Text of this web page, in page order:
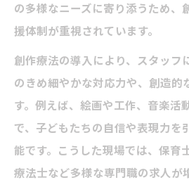
の多様なニーズに寄り添うため、
援体制が重視されています。
創作療法の導入により、スタッフ
のきめ細やかな対応力や、創造的
す。例えば、絵画や工作、音楽活
で、子どもたちの自信や表現力を
能です。こうした現場では、保育
療法士など多様な専門職の求人が